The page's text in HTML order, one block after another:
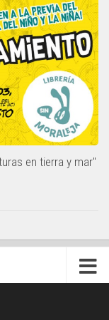
en tierra y mar"